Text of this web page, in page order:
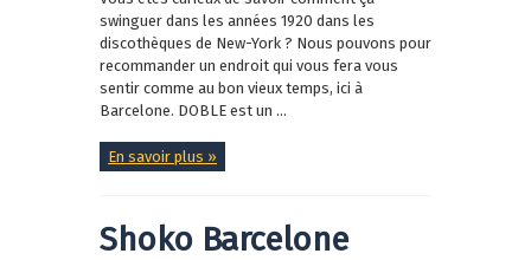
swinguer dans les années 1920 dans les
discothèques de New-York ? Nous pouvons pour
recommander un endroit qui vous fera vous
sentir comme au bon vieux temps, ici à
Barcelone. DOBLE est un ...
En savoir plus »
Shoko Barcelone